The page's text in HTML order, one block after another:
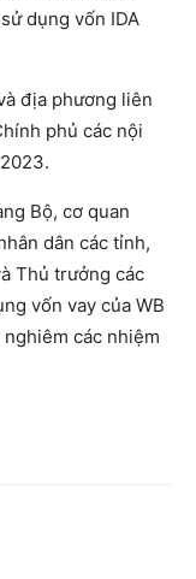
dụng vốn IDA
địa phương liên
phủ các nội
Bộ, cơ quan
dân các tỉnh,
Thủ trưởng các
vốn vay của WB
các nhiệm